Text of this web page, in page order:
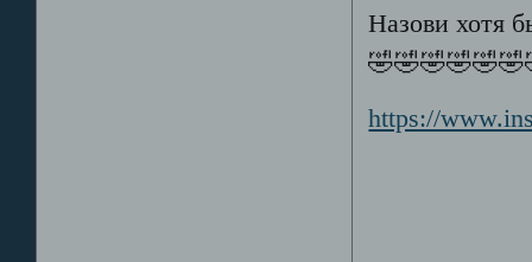
Назови хотя
https://